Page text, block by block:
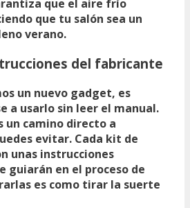
que el aire frío
que tu salón sea un
verano.
del fabricante
un nuevo gadget, es
a usarlo sin leer el manual.
un camino directo a
evitar. Cada kit de
unas instrucciones
guiarán en el proceso de
es como tirar la suerte